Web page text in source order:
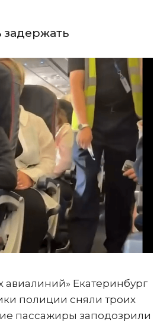
авиалиний» Екатеринбург
полиции сняли троих
пассажиры заподозрили